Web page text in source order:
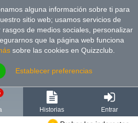
alguna información sobre ti para
sitio web; usamos servicios de
de medios sociales, personalizar
que la página web funciona
sobre las cookies en Quizzclub.
Establecer preferencias
Historias Entrar